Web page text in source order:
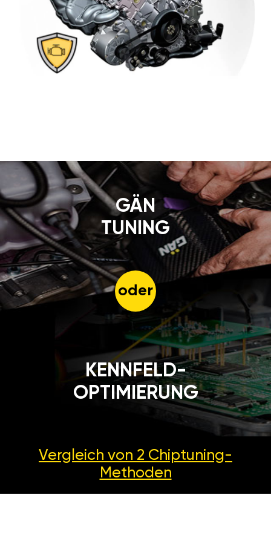
GÄN
TUNING
oder
KENNFELD-
OPTIMIERUNG
Vergleich von 2 Chiptuning-
Methoden